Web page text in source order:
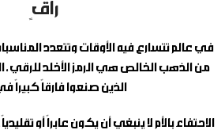
راقٍ
في عالم تتسارع فيه الأوقات وتتعدد
من الذهب الخالص هي الرمز الأخلد للرقي،
الذين صنعوا فارقاً كبيراً
الاحتفاء بالأم لا ينبغي أن يكون عابراً أو